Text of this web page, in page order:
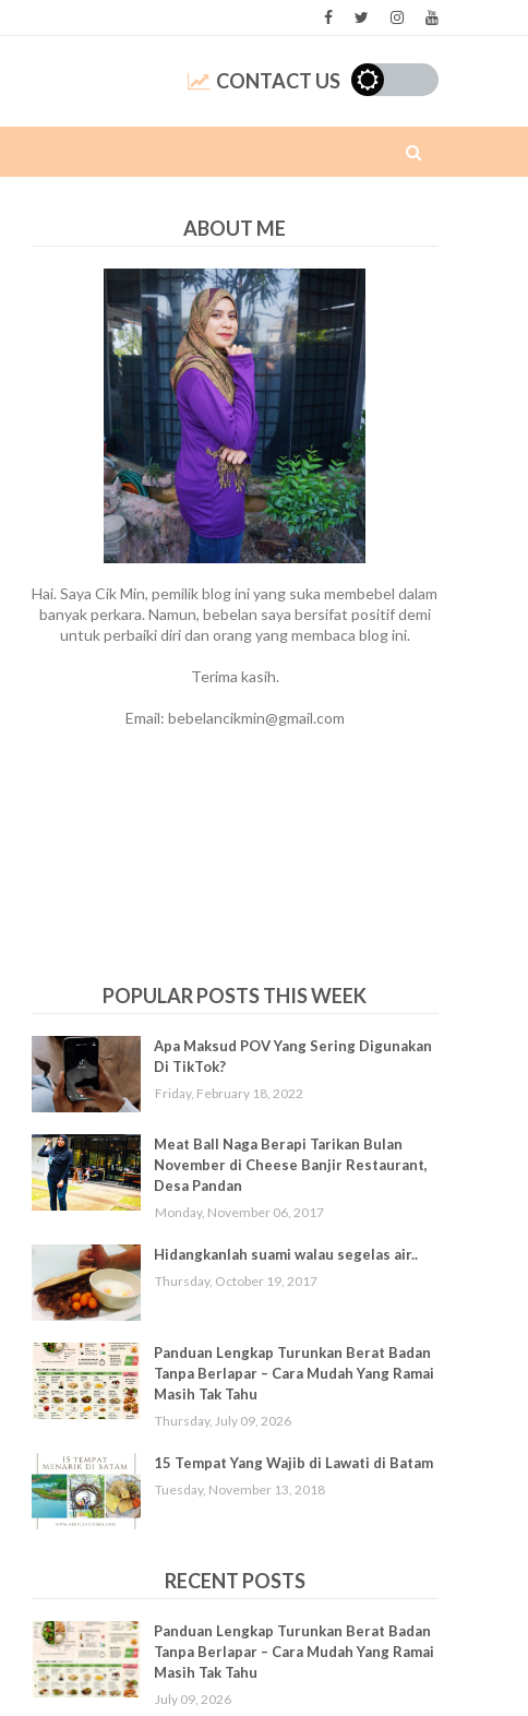
CONTACT US
ABOUT ME
Hai. Saya Cik Min, pemilik blog ini yang suka membebel dalam
banyak perkara. Namun, bebelan saya bersifat positif demi
untuk perbaiki diri dan orang yang membaca blog ini.
Terima kasih.
Email: bebelancikmin@gmail.com
POPULAR POSTS THIS WEEK
Apa Maksud POV Yang Sering Digunakan
Di TikTok?
Friday, February 18, 2022
Meat Ball Naga Berapi Tarikan Bulan
November di Cheese Banjir Restaurant,
Desa Pandan
Monday, November 06, 2017
Hidangkanlah suami walau segelas air..
Thursday, October 19, 2017
Panduan Lengkap Turunkan Berat Badan
Tanpa Berlapar – Cara Mudah Yang Ramai
Masih Tak Tahu
Thursday, July 09, 2026
15 Tempat Yang Wajib di Lawati di Batam
Tuesday, November 13, 2018
RECENT POSTS
Panduan Lengkap Turunkan Berat Badan
Tanpa Berlapar – Cara Mudah Yang Ramai
Masih Tak Tahu
July 09, 2026